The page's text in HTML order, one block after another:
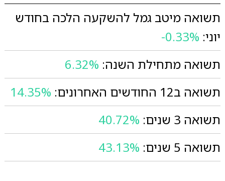
תשואה מיטב גמל להשקעה הלכה בחודש
יוני: -0.33%
תשואה מתחילת השנה: 6.32%
תשואה ב12 החודשים האחרונים:
14.35%
תשואה 3 שנים:
40.72%
תשואה 5 שנים:
43.13%